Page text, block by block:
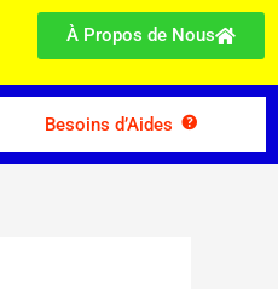
À Propos de Nous
Besoins d’Aides